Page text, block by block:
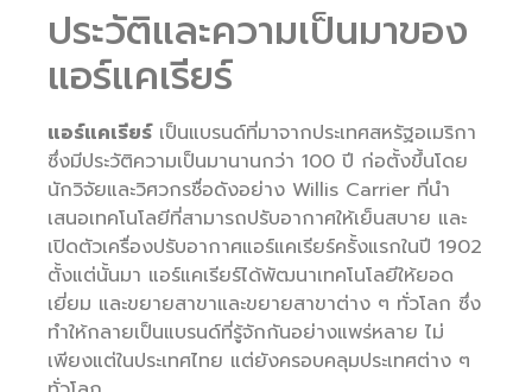
ประวัติและความเป็นมาของ
แอร์แคเรียร์
แอร์แคเรียร์เป็นแบรนด์ที่มาจากประเทศสหรัฐอเมริกา
ซึ่งมีประวัติความเป็นมานานกว่า 100 ปี ก่อตั้งขึ้นโดย
นักวิจัยและวิศวกรชื่อดังอย่าง Willis Carrier ที่นำ
เสนอเทคโนโลยีที่สามารถปรับอากาศให้เย็นสบาย และ
เปิดตัวเครื่องปรับอากาศแอร์แคเรียร์ครั้งแรกในปี 1902
ตั้งแต่นั้นมา แอร์แคเรียร์ได้พัฒนาเทคโนโลยีให้ยอด
เยี่ยม และขยายสาขาและขยายสาขาต่าง ๆ ทั่วโลก ซึ่ง
ทำให้กลายเป็นแบรนด์ที่รู้จักกันอย่างแพร่หลาย ไม่
เพียงแต่ในประเทศไทย แต่ยังครอบคลุมประเทศต่าง ๆ